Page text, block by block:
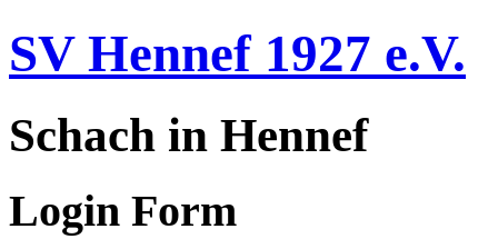
SV Hennef 1927 e.V.
Schach in Hennef
Login Form